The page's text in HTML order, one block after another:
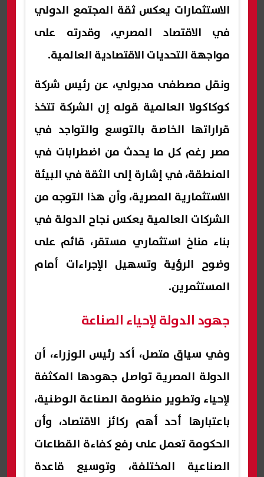
الاستثمارات يعكس ثقة المجتمع الدولي
في الاقتصاد المصري، وقدرته على
مواجهة التحديات الاقتصادية العالمية.
ونقل مصطفى مدبولي، عن رئيس شركة
كوكاكولا العالمية قوله إن الشركة تتخذ
قراراتها الخاصة بالتوسع والتواجد في
مصر رغم كل ما يحدث من اضطرابات في
المنطقة، في إشارة إلى الثقة في البيئة
الاستثمارية المصرية، وأن هذا التوجه من
الشركات العالمية يعكس نجاح الدولة في
بناء مناخ استثماري مستقر، قائم على
وضوح الرؤية وتسهيل الإجراءات أمام
المستثمرين.
جهود الدولة لإحياء الصناعة
وفي سياق متصل، أكد رئيس الوزراء، أن
الدولة المصرية تواصل جهودها المكثفة
لإحياء وتطوير منظومة الصناعة الوطنية،
باعتبارها أحد أهم ركائز الاقتصاد، وأن
الحكومة تعمل على رفع كفاءة القطاعات
الصناعية المختلفة، وتوسيع قاعدة